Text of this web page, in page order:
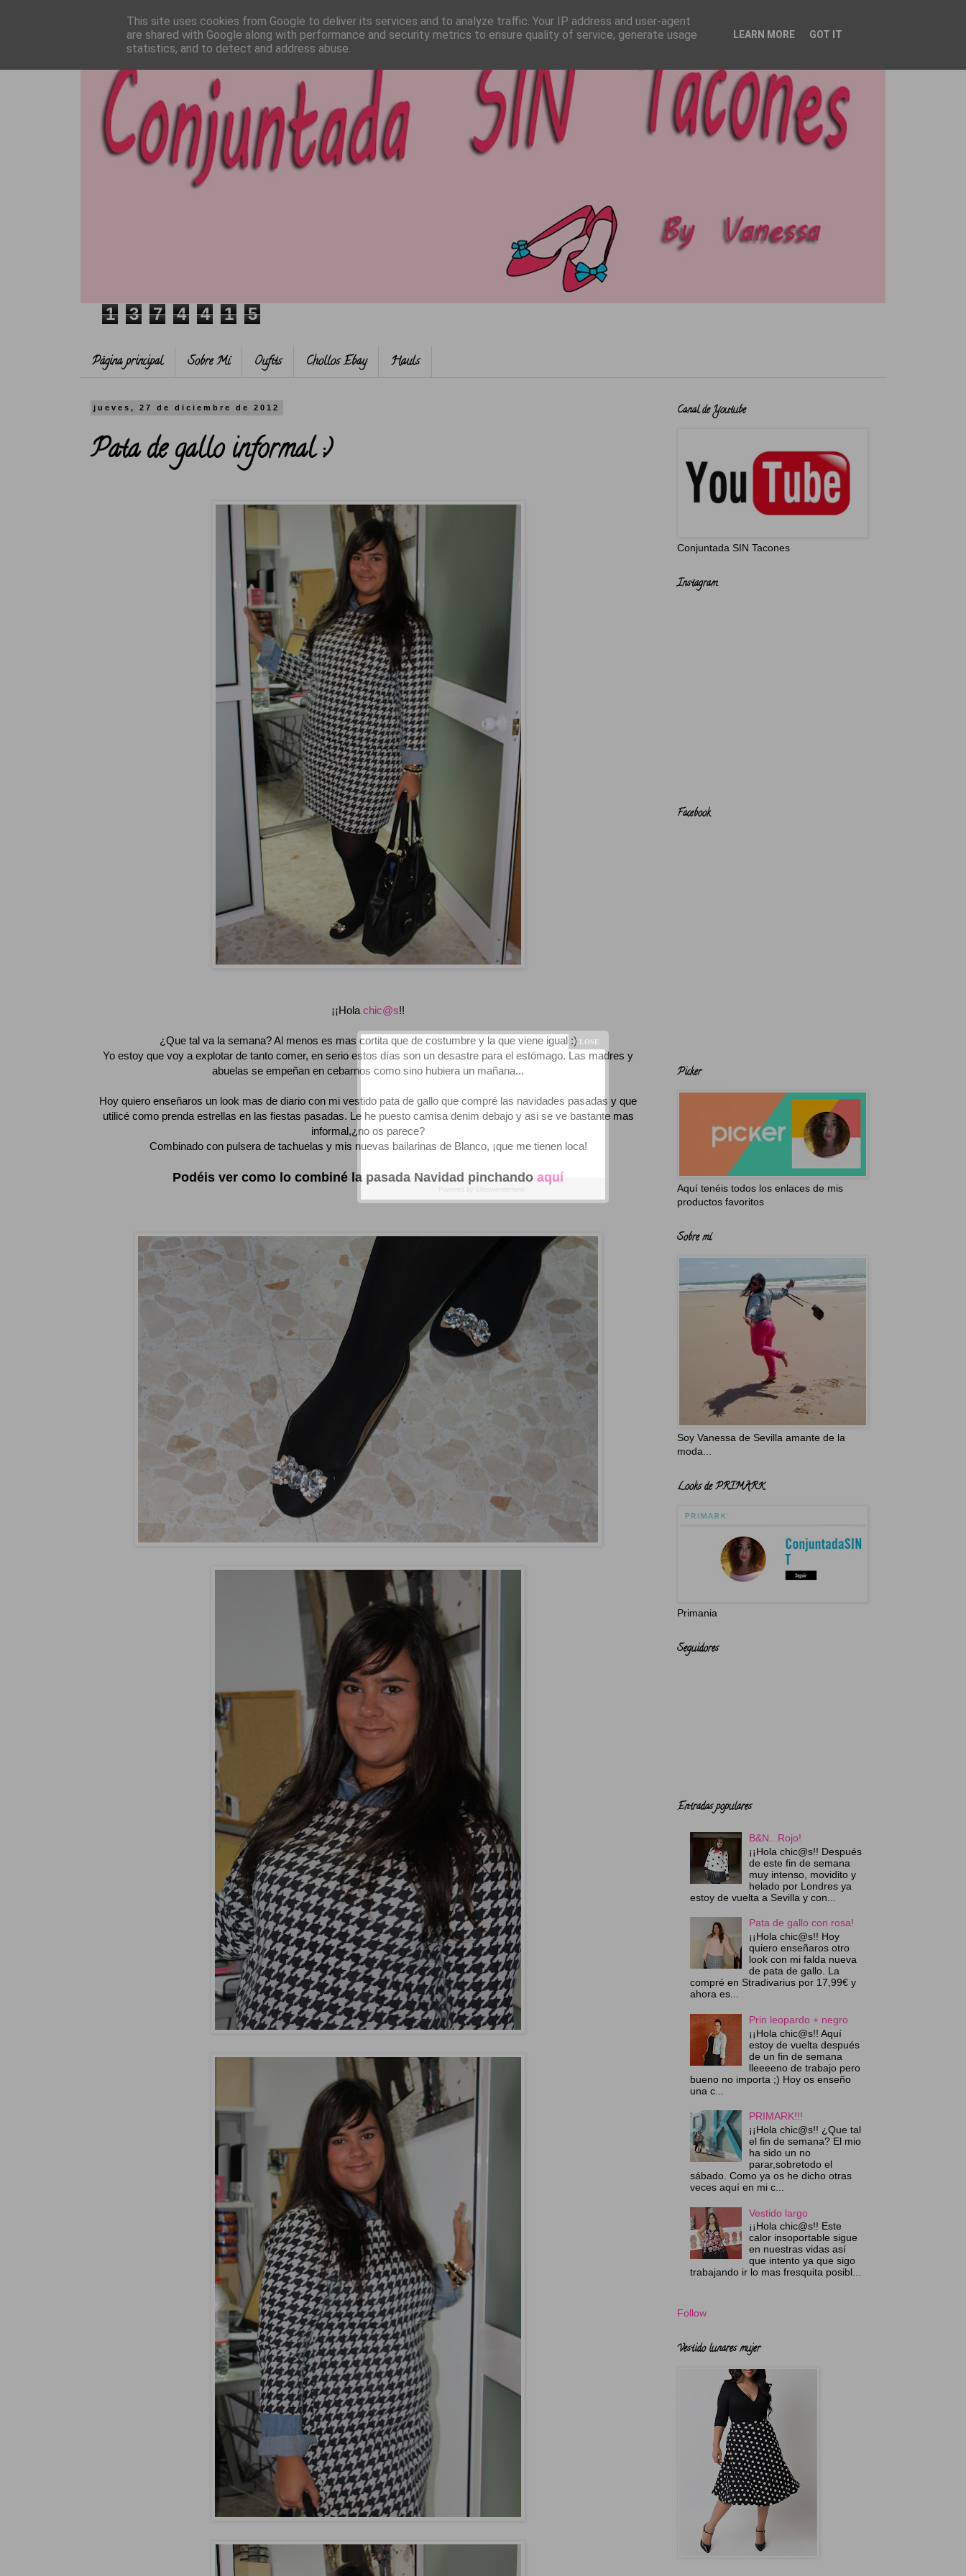
1 3 7 4 4 1 5
Página principal Sobre Mí Oufits Chollos Ebay Hauls
jueves, 27 de diciembre de 2012
Pata de gallo informal ;)
¡¡Hola chic@s!!
¿Que tal va la semana? Al menos es mas cortita que de costumbre y la que viene igual :)
Yo estoy que voy a explotar de tanto comer, en serio estos días son un desastre para el estómago. Las madres y
abuelas se empeñan en cebarnos como sino hubiera un mañana...
Hoy quiero enseñaros un look mas de diario con mi vestido pata de gallo que compré las navidades pasadas y que
utilicé como prenda estrellas en las fiestas pasadas. Le he puesto camisa denim debajo y asi se ve bastante mas
informal,¿no os parece?
Combinado con pulsera de tachuelas y mis nuevas bailarinas de Blanco, ¡que me tienen loca!
Podéis ver como lo combiné la pasada Navidad pinchando aquí
Canal de Youtube
Conjuntada SIN Tacones
Instagram
Facebook
Picker
Aquí tenéis todos los enlaces de mis
productos favoritos
Sobre mí
Soy Vanessa de Sevilla amante de la
moda...
Looks de PRIMARK
Primania
Seguidores
Entradas populares
B&N...Rojo!
¡¡Hola chic@s!! Después
de este fin de semana
muy intenso, movidito y
helado por Londres ya
estoy de vuelta a Sevilla y con...
Pata de gallo con rosa!
¡¡Hola chic@s!! Hoy
quiero enseñaros otro
look con mi falda nueva
de pata de gallo. La
compré en Stradivarius por 17,99€ y
ahora es...
Prin leopardo + negro
¡¡Hola chic@s!! Aquí
estoy de vuelta después
de un fin de semana
lleeeeno de trabajo pero
bueno no importa ;) Hoy os enseño
una c...
PRIMARK!!!
¡¡Hola chic@s!! ¿Que tal
el fin de semana? El mio
ha sido un no
parar,sobretodo el
sábado. Como ya os he dicho otras
veces aquí en mi c...
Vestido largo
¡¡Hola chic@s!! Este
calor insoportable sigue
en nuestras vidas así
que intento ya que sigo
trabajando ir lo mas fresquita posibl...
Follow
Vestido lunares mujer
This site uses cookies from Google to deliver its services and to analyze traffic. Your IP address and user-agent
are shared with Google along with performance and security metrics to ensure quality of service, generate usage
statistics, and to detect and address abuse.
LEARN MORE GOT IT